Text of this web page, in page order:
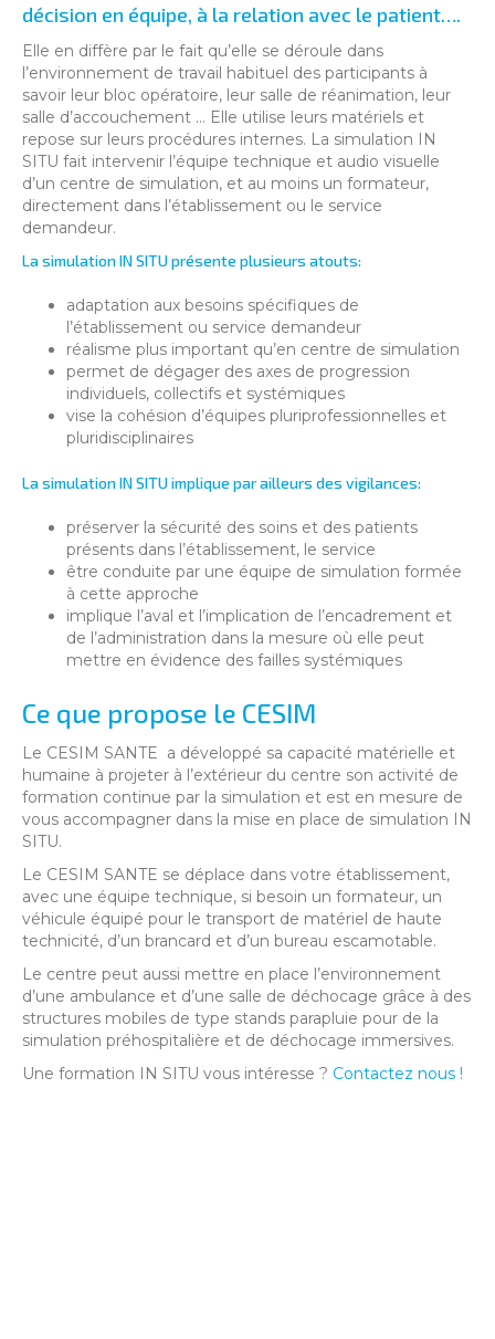
décision en équipe, à la relation avec le patient….
Elle en diffère par le fait qu’elle se déroule dans
l’environnement de travail habituel des participants à
savoir leur bloc opératoire, leur salle de réanimation, leur
salle d’accouchement … Elle utilise leurs matériels et
repose sur leurs procédures internes. La simulation IN
SITU fait intervenir l’équipe technique et audio visuelle
d’un centre de simulation, et au moins un formateur,
directement dans l’établissement ou le service
demandeur.
La simulation IN SITU présente plusieurs atouts:
adaptation aux besoins spécifiques de
l’établissement ou service demandeur
réalisme plus important qu’en centre de simulation
permet de dégager des axes de progression
individuels, collectifs et systémiques
vise la cohésion d’équipes pluriprofessionnelles et
pluridisciplinaires
La simulation IN SITU implique par ailleurs des vigilances:
préserver la sécurité des soins et des patients
présents dans l’établissement, le service
être conduite par une équipe de simulation formée
à cette approche
implique l’aval et l’implication de l’encadrement et
de l’administration dans la mesure où elle peut
mettre en évidence des failles systémiques
Ce que propose le CESIM
Le CESIM SANTE a développé sa capacité matérielle et
humaine à projeter à l’extérieur du centre son activité de
formation continue par la simulation et est en mesure de
vous accompagner dans la mise en place de simulation IN
SITU.
Le CESIM SANTE se déplace dans votre établissement,
avec une équipe technique, si besoin un formateur, un
véhicule équipé pour le transport de matériel de haute
technicité, d’un brancard et d’un bureau escamotable.
Le centre peut aussi mettre en place l’environnement
d’une ambulance et d’une salle de déchocage grâce à des
structures mobiles de type stands parapluie pour de la
simulation préhospitalière et de déchocage immersives.
Une formation IN SITU vous intéresse ? Contactez nous !